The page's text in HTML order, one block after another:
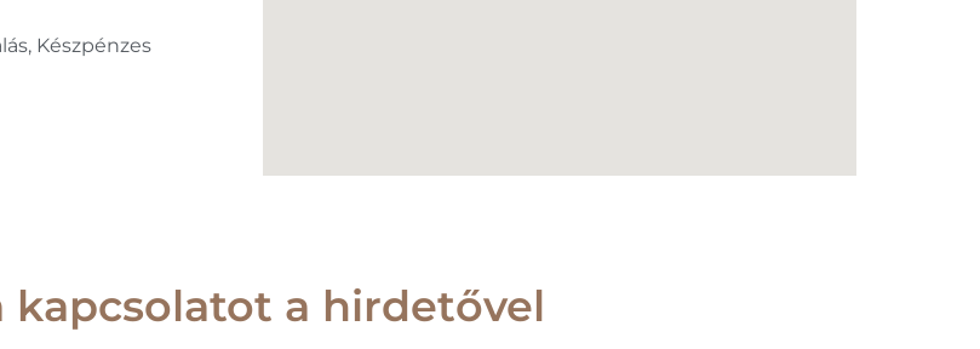
Készpénzes
kapcsolatot a hirdetővel